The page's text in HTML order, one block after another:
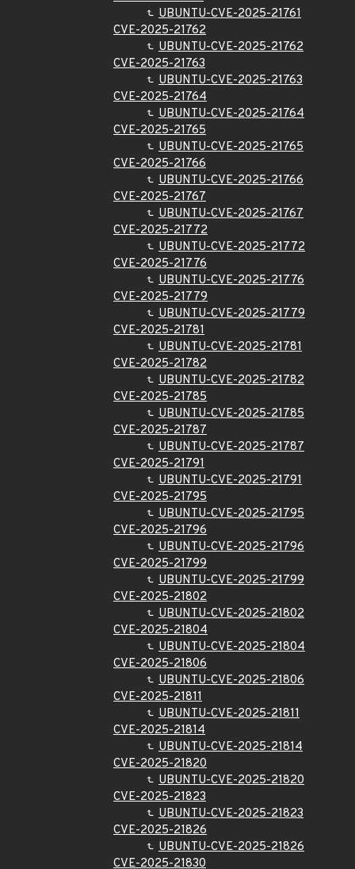
UBUNTU-CVE-2025-21761
CVE-2025-21762
UBUNTU-CVE-2025-21762
CVE-2025-21763
UBUNTU-CVE-2025-21763
CVE-2025-21764
UBUNTU-CVE-2025-21764
CVE-2025-21765
UBUNTU-CVE-2025-21765
CVE-2025-21766
UBUNTU-CVE-2025-21766
CVE-2025-21767
UBUNTU-CVE-2025-21767
CVE-2025-21772
UBUNTU-CVE-2025-21772
CVE-2025-21776
UBUNTU-CVE-2025-21776
CVE-2025-21779
UBUNTU-CVE-2025-21779
CVE-2025-21781
UBUNTU-CVE-2025-21781
CVE-2025-21782
UBUNTU-CVE-2025-21782
CVE-2025-21785
UBUNTU-CVE-2025-21785
CVE-2025-21787
UBUNTU-CVE-2025-21787
CVE-2025-21791
UBUNTU-CVE-2025-21791
CVE-2025-21795
UBUNTU-CVE-2025-21795
CVE-2025-21796
UBUNTU-CVE-2025-21796
CVE-2025-21799
UBUNTU-CVE-2025-21799
CVE-2025-21802
UBUNTU-CVE-2025-21802
CVE-2025-21804
UBUNTU-CVE-2025-21804
CVE-2025-21806
UBUNTU-CVE-2025-21806
CVE-2025-21811
UBUNTU-CVE-2025-21811
CVE-2025-21814
UBUNTU-CVE-2025-21814
CVE-2025-21820
UBUNTU-CVE-2025-21820
CVE-2025-21823
UBUNTU-CVE-2025-21823
CVE-2025-21826
UBUNTU-CVE-2025-21826
CVE-2025-21830